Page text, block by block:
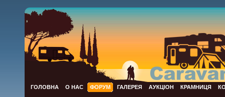
ГОЛОВНА О НАС ФОРУМ ГАЛЕРЕЯ АУКЦІОН КРАМНИЦЯ